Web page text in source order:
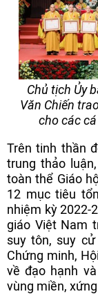
Chủ tịch Ủy
Văn Chiến
cho các
Trên tinh thần
trung thảo
toàn thể Giáo
12 mục tiêu
nhiệm kỳ 2022-
giáo Việt Nam
suy tôn, suy
Chứng minh,
về đạo hạnh
vùng miền,